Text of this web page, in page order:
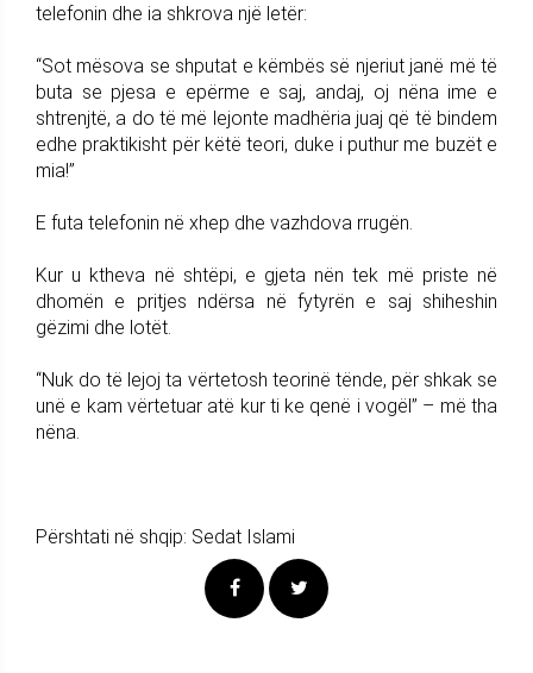
telefonin dhe ia shkrova një letër:
“Sot mësova se shputat e këmbës së njeriut janë më të
buta se pjesa e epërme e saj, andaj, oj nëna ime e
shtrenjtë, a do të më lejonte madhëria juaj që të bindem
edhe praktikisht për këtë teori, duke i puthur me buzët e
mia!”
E futa telefonin në xhep dhe vazhdova rrugën.
Kur u ktheva në shtëpi, e gjeta nën tek më priste në
dhomën e pritjes ndërsa në fytyrën e saj shiheshin
gëzimi dhe lotët.
“Nuk do të lejoj ta vërtetosh teorinë tënde, për shkak se
unë e kam vërtetuar atë kur ti ke qenë i vogël” – më tha
nëna.
Përshtati në shqip: Sedat Islami